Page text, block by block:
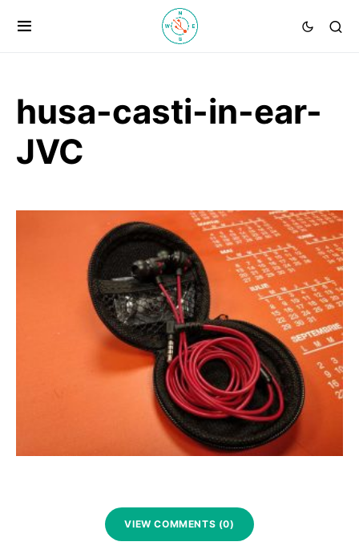
husa-casti-in-ear-
JVC
VIEW COMMENTS (0)